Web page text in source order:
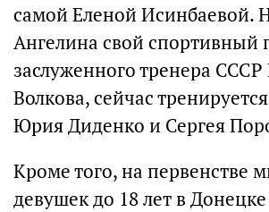
самой Еленой Исинбаевой.
Ангелина свой спортивный
заслуженного тренера
Волкова, сейчас
Юрия Диденко и Сергея
Кроме того, на первенстве
девушек до 18 лет в